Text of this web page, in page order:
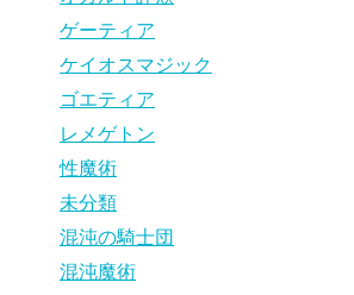
ゲーティア
ケイオスマジック
ゴエティア
レメゲトン
性魔術
未分類
混沌の騎士団
混沌魔術